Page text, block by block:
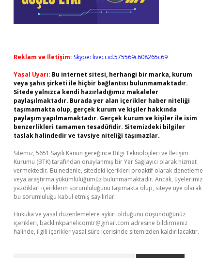
Reklam ve İletişim: Skype: live:.cid.575569c608265c69
Yasal Uyarı: Bu internet sitesi, herhangi bir marka, kurum
veya şahıs şirketi ile hiçbir bağlantısı bulunmamaktadır.
Sitede yalnızca kendi hazırladığımız makaleler
paylaşılmaktadır. Burada yer alan içerikler haber niteliği
taşımamakta olup, gerçek kurum ve kişiler hakkında
paylaşım yapılmamaktadır. Gerçek kurum ve kişiler ile isim
benzerlikleri tamamen tesadüfidir. Sitemizdeki bilgiler
taslak halindedir ve tavsiye niteliği taşımazlar.
Sitemiz, 5651 Sayılı Kanun gereğince Bilgi Teknolojileri ve İletişim
Kurumu (BTK) tarafından onaylanmış bir Yer Sağlayıcı olarak hizmet
vermektedir. Bu nedenle, sitedeki içerikleri proaktif olarak denetleme
veya araştırma yükümlülüğümüz bulunmamaktadır. Ancak, üyelerimiz
yazdıkları içeriklerin sorumluluğunu taşımakta olup, siteye üye olarak
bu sorumluluğu kabul etmiş sayılırlar.
Hukuka ve yasal düzenlemelere aykırı olduğunu düşündüğünüz
içerikleri, backlinkpanelicomtr@gmail.com adresine bildirmeniz
halinde, ilgili içerikler yasal süre içerisinde sitemizden kaldırılacaktır.